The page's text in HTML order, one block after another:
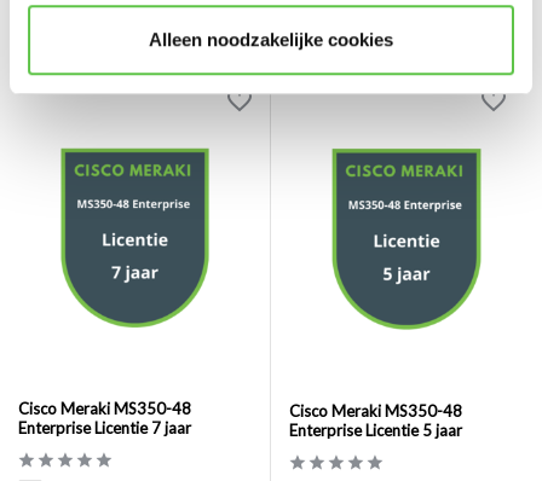
Alleen noodzakelijke cookies
Cisco Meraki MS350-48
Enterprise Licentie 7 jaar
Cisco Meraki MS350-48
Enterprise Licentie 5 jaar